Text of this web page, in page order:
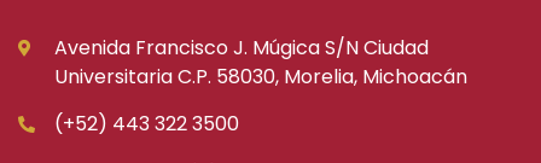
Avenida Francisco J. Múgica S/N Ciudad
Universitaria C.P. 58030, Morelia, Michoacán
(+52) 443 322 3500